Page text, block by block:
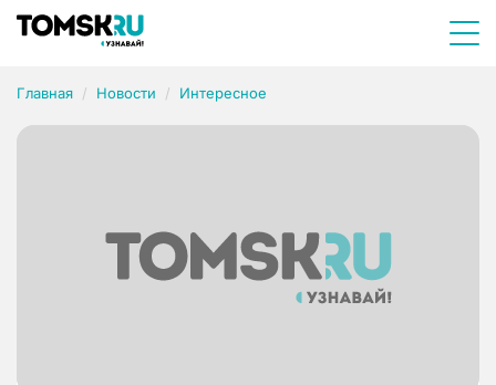
Главная Новости Интересное